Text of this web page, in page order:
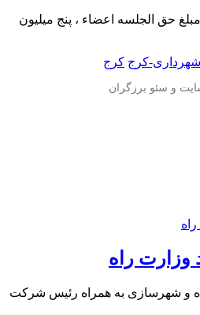
حق الجلسه اعضاء ، پنج میلیون
شهرداری-کرج کرج
وزارت راه
و شهرسازی به همراه رئیس شرکت